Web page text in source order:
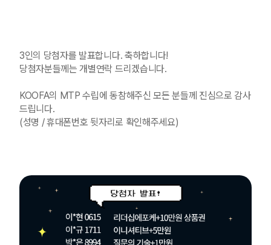
3인의 당첨자를 발표합니다. 축하합니다!
당첨자분들께는 개별연락 드리겠습니다.
KOOFA의 MTP 수립에 동참해주신 모든 분들께 진심으로 감사
드립니다.
(성명 / 휴대폰번호 뒷자리로 확인해주세요)